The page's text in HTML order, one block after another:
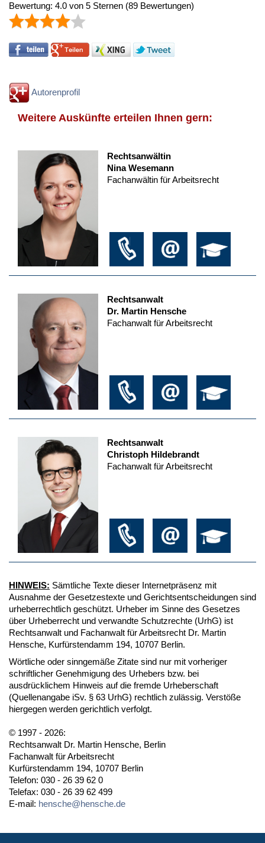
Bewertung: 4.0 von 5 Sternen (89 Bewertungen)
Autorenprofil
Weitere Auskünfte erteilen Ihnen gern:
Rechtsanwältin
Nina Wesemann
Fachanwältin für Arbeitsrecht
Rechtsanwalt
Dr. Martin Hensche
Fachanwalt für Arbeitsrecht
Rechtsanwalt
Christoph Hildebrandt
Fachanwalt für Arbeitsrecht
HINWEIS: Sämtliche Texte dieser Internetpräsenz mit
Ausnahme der Gesetzestexte und Gerichtsentscheidungen sind
urheberrechtlich geschützt. Urheber im Sinne des Gesetzes
über Urheberrecht und verwandte Schutzrechte (UrhG) ist
Rechtsanwalt und Fachanwalt für Arbeitsrecht Dr. Martin
Hensche, Kurfürstendamm 194, 10707 Berlin.
Wörtliche oder sinngemäße Zitate sind nur mit vorheriger
schriftlicher Genehmigung des Urhebers bzw. bei
ausdrücklichem Hinweis auf die fremde Urheberschaft
(Quellenangabe iSv. § 63 UrhG) rechtlich zulässig. Verstöße
hiergegen werden gerichtlich verfolgt.
© 1997 - 2026:
Rechtsanwalt Dr. Martin Hensche, Berlin
Fachanwalt für Arbeitsrecht
Kurfürstendamm 194, 10707 Berlin
Telefon: 030 - 26 39 62 0
Telefax: 030 - 26 39 62 499
E-mail: hensche@hensche.de